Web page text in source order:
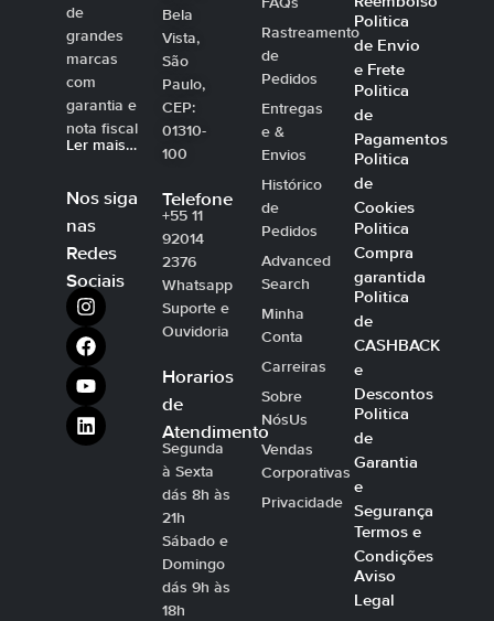
de
grandes
marcas
com
garantia e
nota fiscal
Ler mais…
Nos siga
nas
Redes
Sociais
Bela
Vista,
São
Paulo,
CEP:
01310-
100
Telefone
+55 11
92014
2376
Whatsapp
Suporte e
Ouvidoria
Horarios
de
Atendimento
Segunda
à Sexta
dás 8h às
21h
Sábado e
Domingo
dás 9h às
18h
FAQs
Rastreamento
de
Pedidos
Entregas
e &
Envios
Histórico
de
Pedidos
Advanced
Search
Minha
Conta
Carreiras
Sobre
NósUs
Vendas
Corporativas
Privacidade
Politica
de Envio
e Frete
Politica
de
Pagamentos
Politica
de
Cookies
Politica
Compra
garantida
Politica
de
CASHBACK
e
Descontos
Politica
de
Garantia
e
Segurança
Termos e
Condições
Aviso
Legal